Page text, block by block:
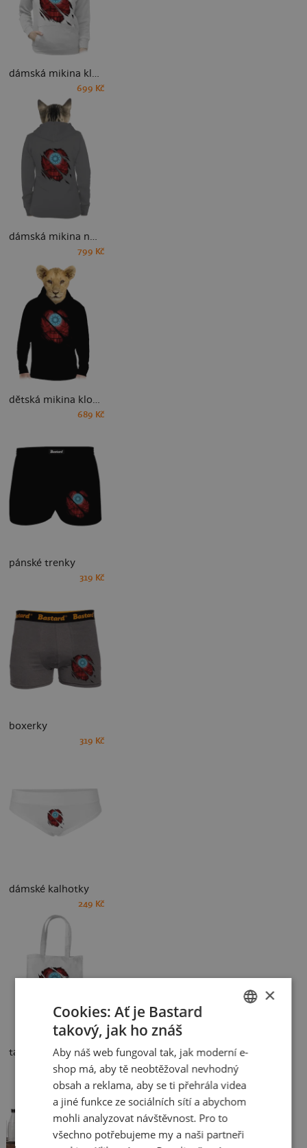
dámská mikina klokanka
699 Kč
dámská mikina na zip
799 Kč
dětská mikina klokanka
689 Kč
pánské trenky
319 Kč
boxerky
319 Kč
dámské kalhotky
249 Kč
taška
249 Kč
SLOVAK
×
Cookies: Ať je Bastard
takový, jak ho znáš
Aby náš web fungoval tak, jak moderní e-
shop má, aby tě neobtěžoval nevhodný
obsah a reklama, aby se ti přehrála videa
a jiné funkce ze sociálních sítí a abychom
mohli analyzovat návštěvnost. Pro to
všechno potřebujeme my a naši partneři